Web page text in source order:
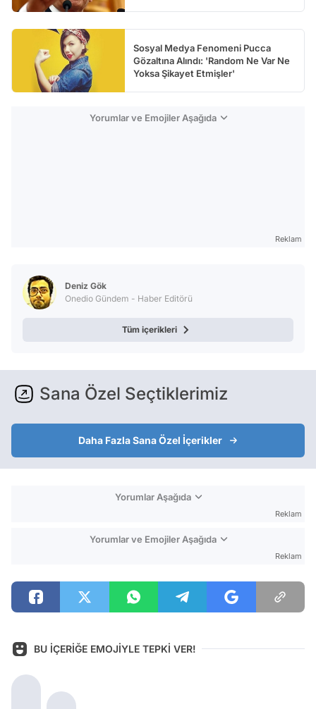
Sosyal Medya Fenomeni Pucca
Gözaltına Alındı: 'Random Ne Var Ne
Yoksa Şikayet Etmişler'
Yorumlar ve Emojiler Aşağıda
Reklam
Deniz Gök
Onedio Gündem - Haber Editörü
Tüm içerikleri
Sana Özel Seçtiklerimiz
Daha Fazla Sana Özel İçerikler
Yorumlar Aşağıda
Reklam
Yorumlar ve Emojiler Aşağıda
Reklam
BU İÇERİĞE EMOJİYLE TEPKİ VER!